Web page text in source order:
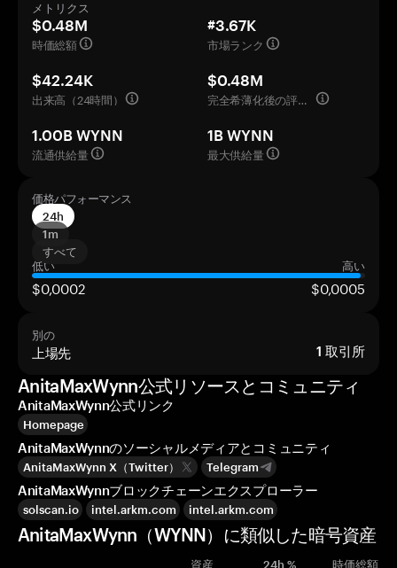
メトリクス
$0.48M
時価総額
#3.67K
市場ランク
$42.24K
出来高（24時間）
$0.48M
完全希薄化後の評価額
1.00B WYNN
流通供給量
1B WYNN
最大供給量
価格パフォーマンス
24h
1m
すべて
低い
高い
$0,0002 $0,0005
別の
上場先 1 取引所
AnitaMaxWynn公式リソースとコミュニティ
AnitaMaxWynn公式リンク
Homepage
AnitaMaxWynnのソーシャルメディアとコミュニティ
AnitaMaxWynn X（Twitter） Telegram
AnitaMaxWynnブロックチェーンエクスプローラー
solscan.io intel.arkm.com intel.arkm.com
AnitaMaxWynn（WYNN）に類似した暗号資産
資産 24h % 時価総額